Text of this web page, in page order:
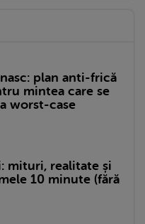
plan anti-frică
mintea care se
worst-case
mituri, realitate și
10 minute (fără